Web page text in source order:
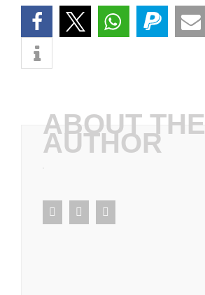
ABOUT THE
AUTHOR
facebookwhatsapp
Mail